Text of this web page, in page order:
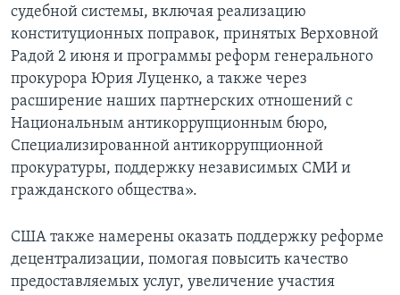
судебной системы, включая реализацию
конституционных поправок, принятых Верховной
Радой 2 июня и программы реформ генерального
прокурора Юрия Луценко, а также через
расширение наших партнерских отношений с
Национальным антикоррупционным бюро,
Специализированной антикоррупционной
прокуратуры, поддержку независимых СМИ и
гражданского общества».
США также намерены оказать поддержку реформе
децентрализации, помогая повысить качество
предоставляемых услуг, увеличение участия